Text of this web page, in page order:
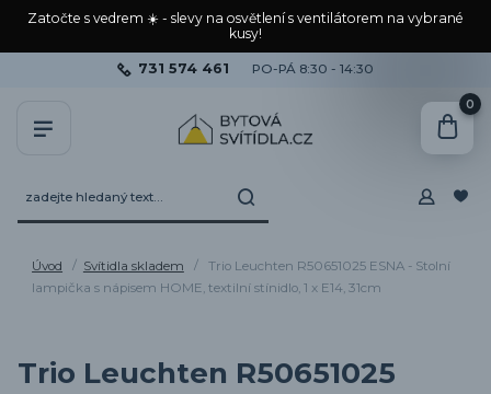
Zatočte s vedrem ☀️ - slevy na osvětlení s ventilátorem na vybrané
kusy!
731 574 461 PO-PÁ 8:30 - 14:30
0
Úvod Svítidla skladem
Trio Leuchten R50651025 ESNA - Stolní
lampička s nápisem HOME, textilní stínidlo, 1 x E14, 31cm
Trio Leuchten R50651025